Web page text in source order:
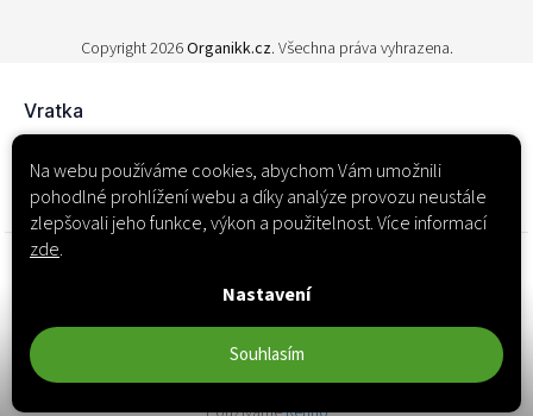
Na webu používáme cookies, abychom Vám umožnili
pohodlné prohlížení webu a díky analýze provozu neustále
zlepšovali jeho funkce, výkon a použitelnost. Více informací
zde.
Nastavení
Souhlasím
Copyright 2026Organikk.cz. Všechna práva vyhrazena.